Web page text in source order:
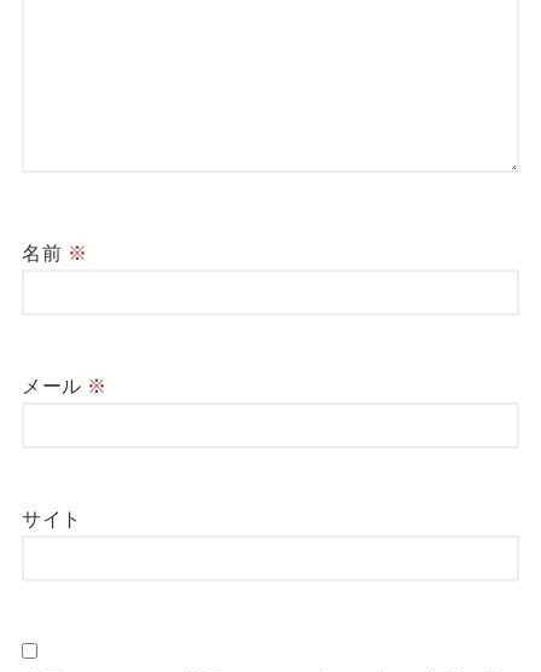
名前 ※
メール ※
サイト